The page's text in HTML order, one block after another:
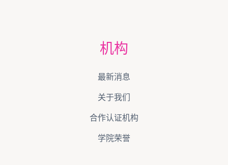
机构
最新消息
关于我们
合作认证机构
学院荣誉